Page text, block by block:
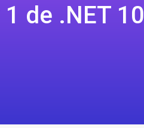
de .NET 10